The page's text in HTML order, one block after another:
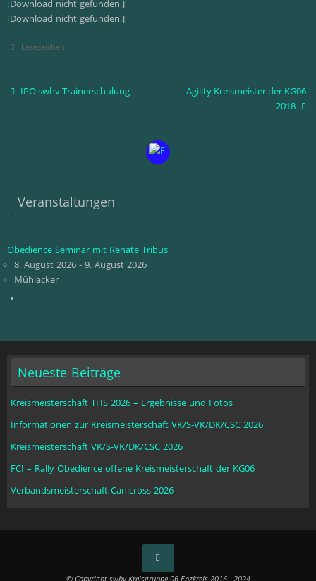
[Download nicht gefunden.]
[Download nicht gefunden.]
Lesezeichen
IPO swhv Trainerschulung
Agility Kreismeister der KG06
2018
Veranstaltungen
Obedience Seminar mit Renate Tribus
8. August 2026 - 9. August 2026
Mühlacker
Neueste Beiträge
Kreismeisterschaft THS 2026 – Ergebnisse und Fotos
Informationen zur Kreismeisterschaft VK/S-VK/DK/CSC 2026
Kreismeisterschaft VK/S-VK/DK/CSC 2026
FCI – Rally Obedience offene Kreismeisterschaft der KG06
Verbandsmeisterschaft Canicross 2026
© Copyright swhv Kreisgruppe 06 Enzkreis 2016 - 2024